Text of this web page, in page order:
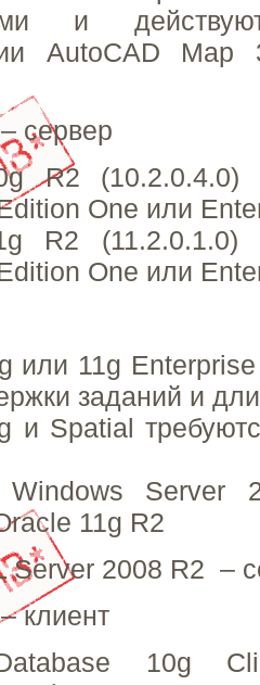
и
AutoCAD
сервер
R2 (10.2.0.4.0)
One или
R2 (11.2.0.1.0)
One или
или 11g
заданий и
и Spatial
Windows Server
11g R2
Server 2008 R2 –
клиент
10g